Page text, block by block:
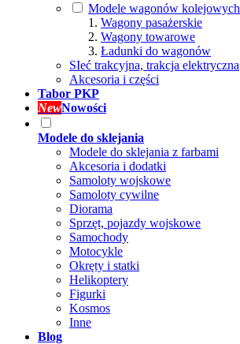
Modele wagonów kolejowych
Wagony pasażerskie
Wagony towarowe
Ładunki do wagonów
SIeć trakcyjna, trakcja elektryczna
Akcesoria i części
Tabor PKP
NewNowości
Modele do sklejania
Modele do sklejania z farbami
Akcesoria i dodatki
Samoloty wojskowe
Samoloty cywilne
Diorama
Sprzęt, pojazdy wojskowe
Samochody
Motocykle
Okręty i statki
Helikoptery
Figurki
Kosmos
Inne
Blog